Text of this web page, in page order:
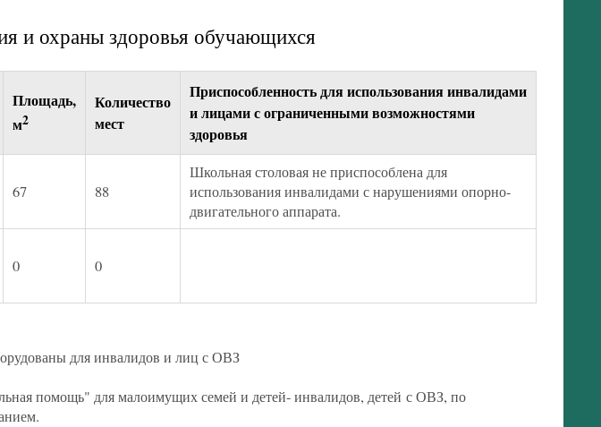
и охраны здоровья обучающихся
Площадь,
м2
Количество
мест
Приспособленность для использования инвалидами
и лицами с ограниченными возможностями
здоровья
67 88
Школьная столовая не приспособлена для
использования инвалидами с нарушениями опорно-
двигательного аппарата.
0 0
для инвалидов и лиц с ОВЗ
помощь" для малоимущих семей и детей- инвалидов, детей с ОВЗ, по